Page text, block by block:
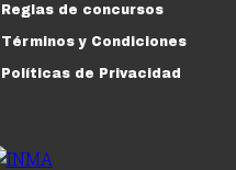
Reglas de concursos
Términos y Condiciones
Políticas de Privacidad